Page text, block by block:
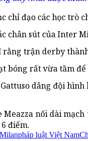
đạo các học trò
chân sút của Inter
trận derby
bóng rất vừa tầm
dâng đội
Meazza nối dài
điểm.
pháp luật Việt Nam